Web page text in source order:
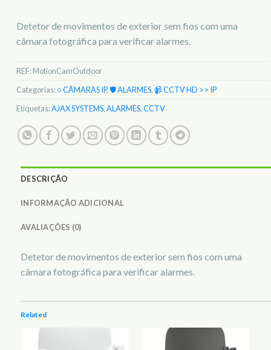
Detetor de movimentos de exterior sem fios com uma
câmara fotográfica para verificar alarmes.
REF:MotionCamOutdoor
Categorias:○ CÂMARAS IP, 🛡️ ALARMES,📹 CCTV HD >> IP
Etiquetas:AJAX SYSTEMS,ALARMES,CCTV
DESCRIÇÃO
INFORMAÇÃO ADICIONAL
AVALIAÇÕES (0)
Detetor de movimentos de exterior sem fios com uma
câmara fotográfica para verificar alarmes.
Related